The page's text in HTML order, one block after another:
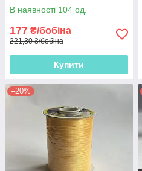
В наявності 104 од.
177 ₴/бобіна
221,30 ₴/бобіна
Купити
–20%